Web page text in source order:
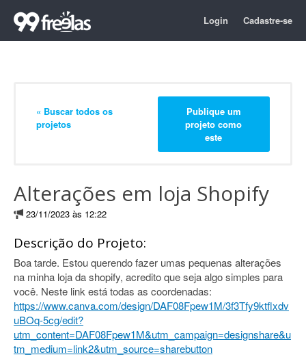
Login Cadastre-se
« Buscar todos os
projetos
Publique um
projeto como
este
Alterações em loja Shopify
23/11/2023 às 12:22
Descrição do Projeto:
Boa tarde. Estou querendo fazer umas pequenas alterações
na minha loja da shopify, acredito que seja algo simples para
você. Neste link está todas as coordenadas:
https://www.canva.com/design/DAF08Fpew1M/3f3Tfy9ktflxdv
uBOq-5cg/edit?
utm_content=DAF08Fpew1M&utm_campaign=designshare&u
tm_medium=link2&utm_source=sharebutton